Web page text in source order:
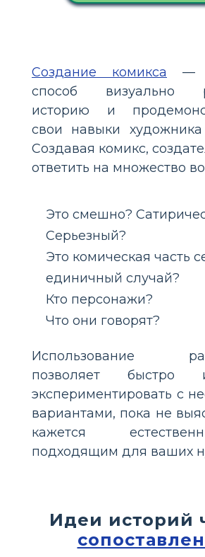
Создание комикса —
способ визуально
историю и
свои навыки
Создавая комикс,
ответить на множество
Это смешно?
Серьезный?
Это комическая часть
единичный случай?
Кто персонажи?
Что они говорят?
Использование
позволяет быстро
экспериментировать с
вариантами, пока не
кажется
подходящим для ваших
Идеи историй